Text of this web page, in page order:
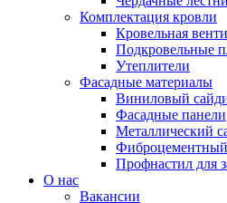
Комплектация кровли
Кровельная
Подкровельные
Утеплители
Фасадные материалы
Виниловый
Фасадные панели
Металлический
Профнастил для
О нас
Вакансии